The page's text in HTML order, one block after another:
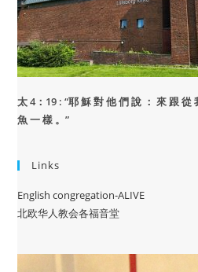
太 4：19 : “耶 穌 對 他 們 說 ： 來 跟 從
魚 一 樣 。”
Links
English congregation-ALIVE
北欧华人教会各福音堂